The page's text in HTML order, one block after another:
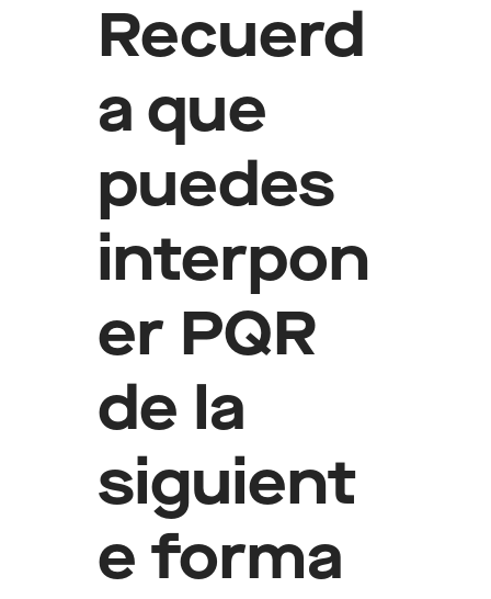
Recuerd
a que
puedes
interpon
er PQR
de la
siguient
e forma